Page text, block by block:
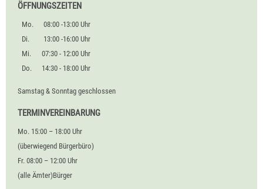
ÖFFNUNGSZEITEN
Mo.
08:00 -13:00 Uhr
Di.
13:00 -16:00 Uhr
Mi.
07:30 - 12:00 Uhr
Do.
14:30 - 18:00 Uhr
Samstag & Sonntag geschlossen
TERMINVEREINBARUNG
Mo. 15:00 – 18:00 Uhr
(überwiegend Bürgerbüro)
Fr. 08:00 – 12:00 Uhr
(alle Ämter)Bürger